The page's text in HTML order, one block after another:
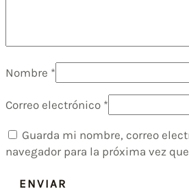
Nombre *
Correo electrónico *
Guarda mi nombre, correo
navegador para la próxima vez